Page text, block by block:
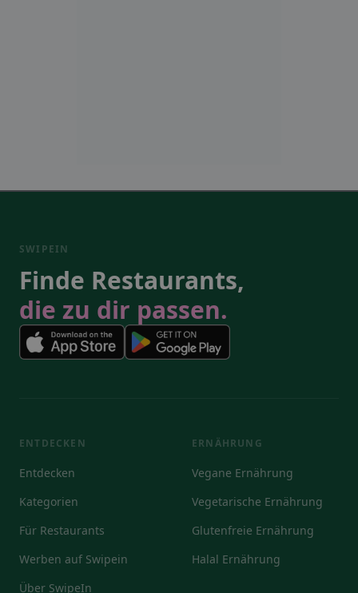
SWIPEIN
Finde Restaurants,
die zu dir passen.
ENTDECKEN
Entdecken
Kategorien
Für Restaurants
Werben auf Swipein
Über SwipeIn
ERNÄHRUNG
Vegane Ernährung
Vegetarische Ernährung
Glutenfreie Ernährung
Halal Ernährung